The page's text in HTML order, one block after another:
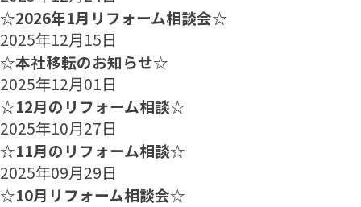
☆2026年1月リフォーム相談会☆
2025年12月15日
☆本社移転のお知らせ☆
2025年12月01日
☆12月のリフォーム相談☆
2025年10月27日
☆11月のリフォーム相談☆
2025年09月29日
☆10月リフォーム相談会☆